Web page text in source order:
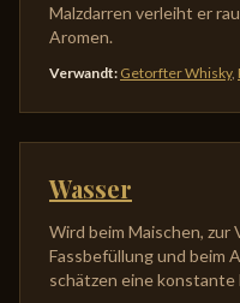
Malzdarren verleiht er
Aromen.
Verwandt: Getorfter Whisky,
Wasser
Wird beim Maischen, zur
Fassbefüllung und beim
schätzen eine konstante